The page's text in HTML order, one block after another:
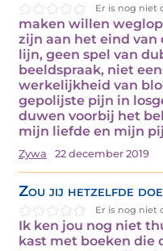
Er is nog niet
maken willen
zijn aan het eind van
lijn, geen spel van
beeldspraak, niet
werkelijkheid van
gepolijste pijn in
duwen voorbij het
mijn liefde en mijn
Zywa 22 december 2019
Zou jij hetzelfde
Er is nog niet
Ik ken jou nog niet
kast met boeken die